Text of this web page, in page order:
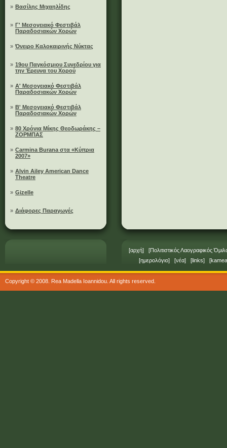
» Βασίλης Μιχαηλίδης
» Γ' Μεσογειακό Φεστιβάλ
Παραδοσιακών Χορών
» Όνειρο Καλοκαιρινής Νύκτας
» 19ου Παγκόσμιου Συνεδρίου για
την Έρευνα του Χορού
» A' Μεσογειακό Φεστιβάλ
Παραδοσιακών Χορών
» B' Μεσογειακό Φεστιβάλ
Παραδοσιακών Χορών
» 80 Χρόνια Μίκης Θεοδωράκης –
ΖΟΡΜΠΑΣ
» Carmina Burana στα «Κύπρια
2007»
» Alvin Ailey American Dance
Theatre
» Gizelle
» Διάφορες Παραγωγές
[αρχή] [Πολιτιστικός Λαογραφικός
[ημερολόγιο] [νέα] [links] [
Copyright © 2008. Rea Madella Ioannidou. All rights reserved.